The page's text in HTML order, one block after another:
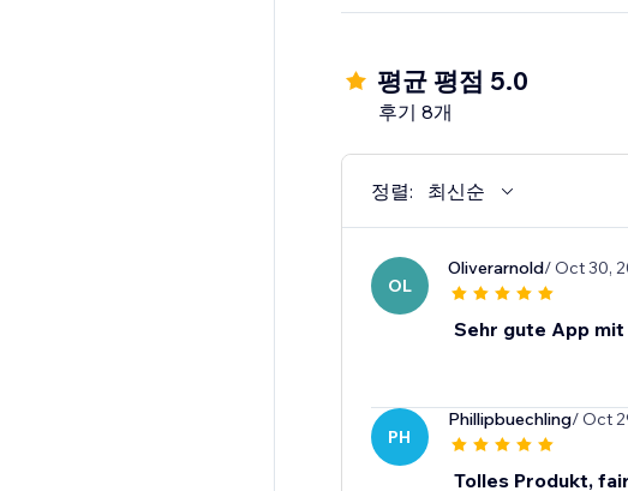
평균 평점 5.0
후기 8개
정렬: 최신순
OL
Oliverarnold/ Oct 30,
Sehr gute App
PH
Phillipbuechling/ Oct
Tolles Produkt,